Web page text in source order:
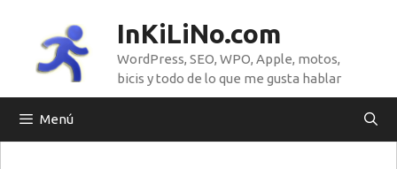
contenido
InKiLiNo.com
WordPress, SEO, WPO, Apple, motos,
bicis y todo de lo que me gusta hablar
Menú